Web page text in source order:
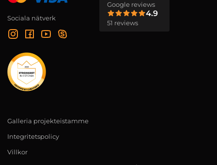
Sociala nätverk
Google reviews
4.9
51 reviews
Galleria projekteistamme
Integritetspolicy
Villkor